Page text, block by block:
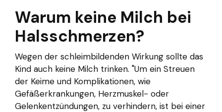
Warum keine Milch bei
Halsschmerzen?
Wegen der schleimbildenden Wirkung sollte das
Kind auch keine Milch trinken. "Um ein Streuen
der Keime und Komplikationen, wie
Gefäßerkrankungen, Herzmuskel- oder
Gelenkentzündungen, zu verhindern, ist bei einer